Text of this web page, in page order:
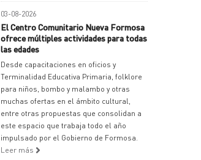
03-08-2026
El Centro Comunitario Nueva Formosa
ofrece múltiples actividades para todas
las edades
Desde capacitaciones en oficios y
Terminalidad Educativa Primaria, folklore
para niños, bombo y malambo y otras
muchas ofertas en el ámbito cultural,
entre otras propuestas que consolidan a
este espacio que trabaja todo el año
impulsado por el Gobierno de Formosa.
Leer más